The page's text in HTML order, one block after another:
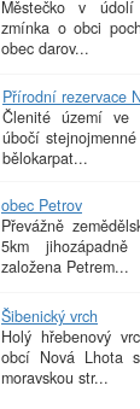
Městečko v
zmínka o obci
obec darov...
Přírodní rezervace
Členité území ve
úbočí
bělokarpat...
obec Petrov
Převážně
5km
založena Petrem...
Šibenický vrch
Holý hřebenový
obcí Nová Lhota
moravskou str...